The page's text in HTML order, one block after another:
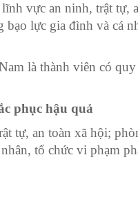
vực an ninh, trật tự,
lực gia đình và cá
là thành viên có
phục hậu quả
tự, an toàn xã hội;
tổ chức vi phạm